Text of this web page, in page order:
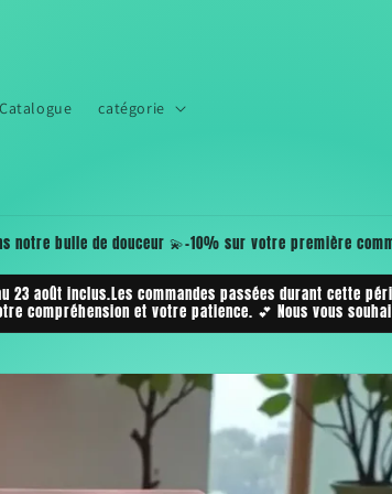
Catalogue catégorie
1 cadeau OFFERT et GRATUIT par commande🫧 À
Fondant de Cire💝 Un petit plus rien que pour vous pour
23 août inclus.Les commandes passées durant cette
compréhension et votre patience. 💕 Nous vous